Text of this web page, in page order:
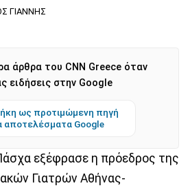
ΓΙΑΝΝΗΣ
άρθρα του CNN Greece όταν
ειδήσεις στην Google
ως προτιμώμενη πηγή
αποτελέσματα Google
εξέφρασε η πρόεδρος της
Γιατρών Αθήνας-